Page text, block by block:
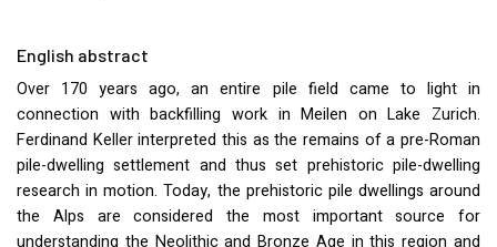
English abstract
Over 170 years ago, an entire pile field came to light in
connection with backfilling work in Meilen on Lake Zurich.
Ferdinand Keller interpreted this as the remains of a pre-Roman
pile-dwelling settlement and thus set prehistoric pile-dwelling
research in motion. Today, the prehistoric pile dwellings around
the Alps are considered the most important source for